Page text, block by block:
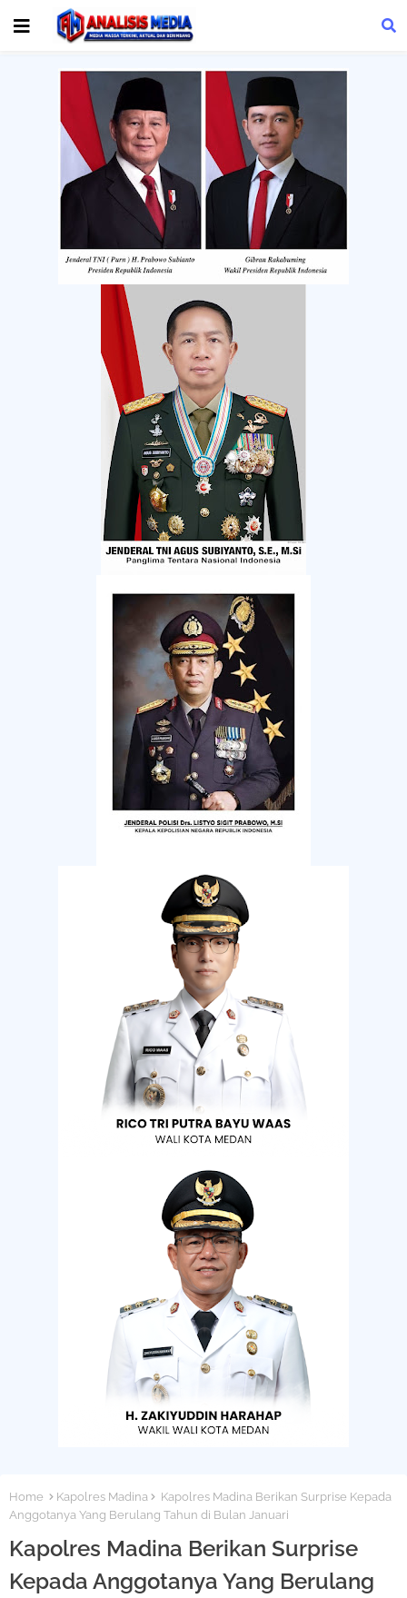
Home Kapolres Madina
Kapolres Madina Berikan Surprise Kepada
Anggotanya Yang Berulang Tahun di Bulan Januari
Kapolres Madina Berikan Surprise
Kepada Anggotanya Yang Berulang